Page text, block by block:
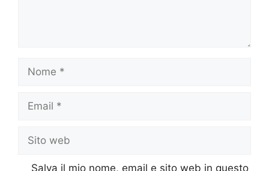
web
Salva il mio nome, email e sito web in questo